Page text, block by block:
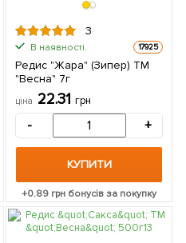
3
В наявності. 17925
Редис "Жара" (Зипер) ТМ
"Весна" 7г
ціна 22.31 грн
- +
КУПИТИ
+0.89 грн бонусів за покупку